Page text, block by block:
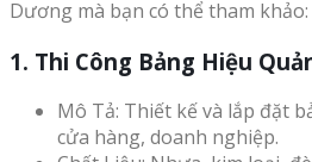
Dương mà bạn có thể tham khảo:
1. Thi Công Bảng Hiệu
Mô Tả: Thiết kế và lắp đặt
cửa hàng, doanh nghiệp.